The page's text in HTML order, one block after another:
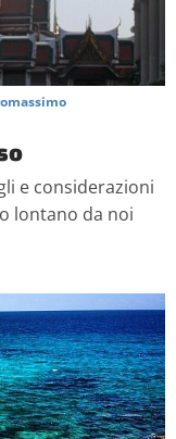
e considerazioni
lontano da noi